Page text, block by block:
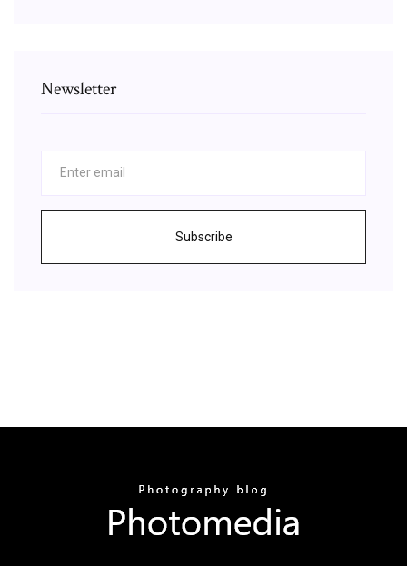
Newsletter
Subscribe